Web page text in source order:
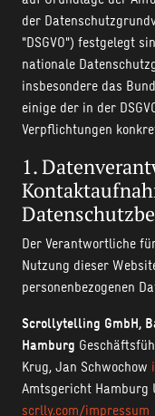
der
"DSGVO") festgelegt
nationale
insbesondere das
einige der in der
Verpflichtungen
1.
Der Verantwortliche
Nutzung dieser
personenbezogenen
Scrollytelling GmbH,
Hamburg
Krug, Jan Schwochow
Amtsgericht Hamburg
scrlly.com/impressum